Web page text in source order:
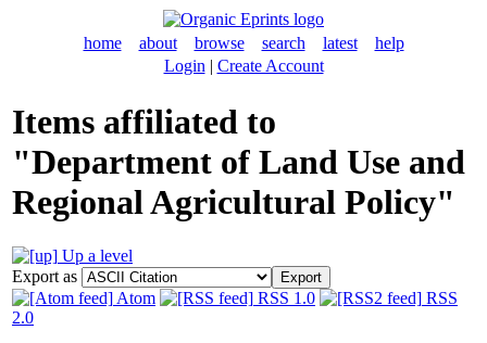
home about browse search latest
help
Login | Create Account
Items affiliated to
"Department of Land Use and
Regional Agricultural Policy"
Up a level
Export as
Atom
RSS 1.0
RSS
2.0